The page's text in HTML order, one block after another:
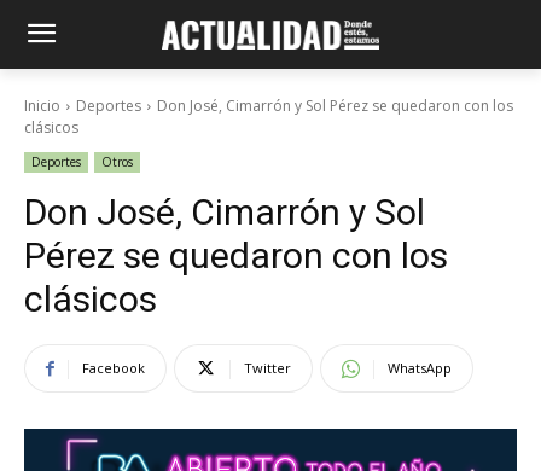
Inicio Deportes
Don José, Cimarrón y Sol Pérez se quedaron con los
clásicos
Deportes Otros
Don José, Cimarrón y Sol
Pérez se quedaron con los
clásicos
Facebook Twitter WhatsApp